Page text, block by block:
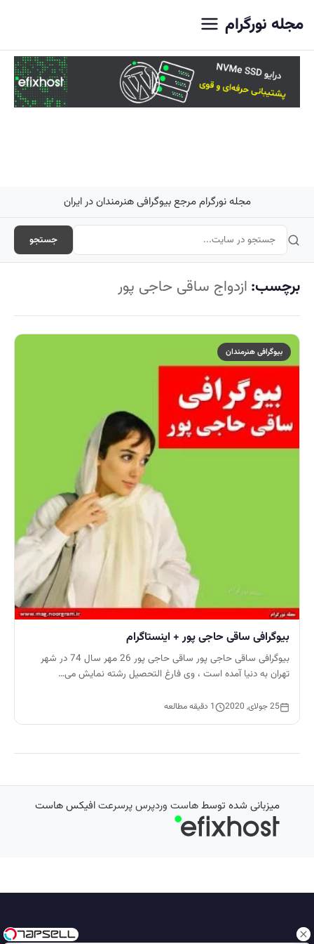
مجله نورگرام
مجله نورگرام مرجع بیوگرافی هنرمندان در ایران
جستجو
برچسب: ازدواج ساقی حاجی پور
بیوگرافی هنرمندان
بیوگرافی ساقی حاجی پور + اینستاگرام
بیوگرافی ساقی حاجی پور ساقی حاجی پور 26 مهر سال 74 در شهر
تهران به دنیا آمده است ، وی فارغ التحصیل رشته نمایش می…
25 جولای, 2020 1 دقیقه مطالعه
میزبانی شده توسطهاست وردپرس پرسرعتافیکس هاست